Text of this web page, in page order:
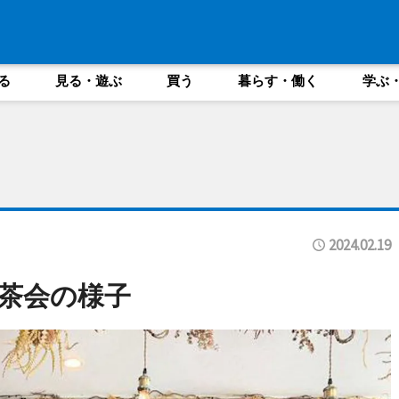
見る・遊ぶ 買う 暮らす・働く 学ぶ
2024.02.19
会の様子